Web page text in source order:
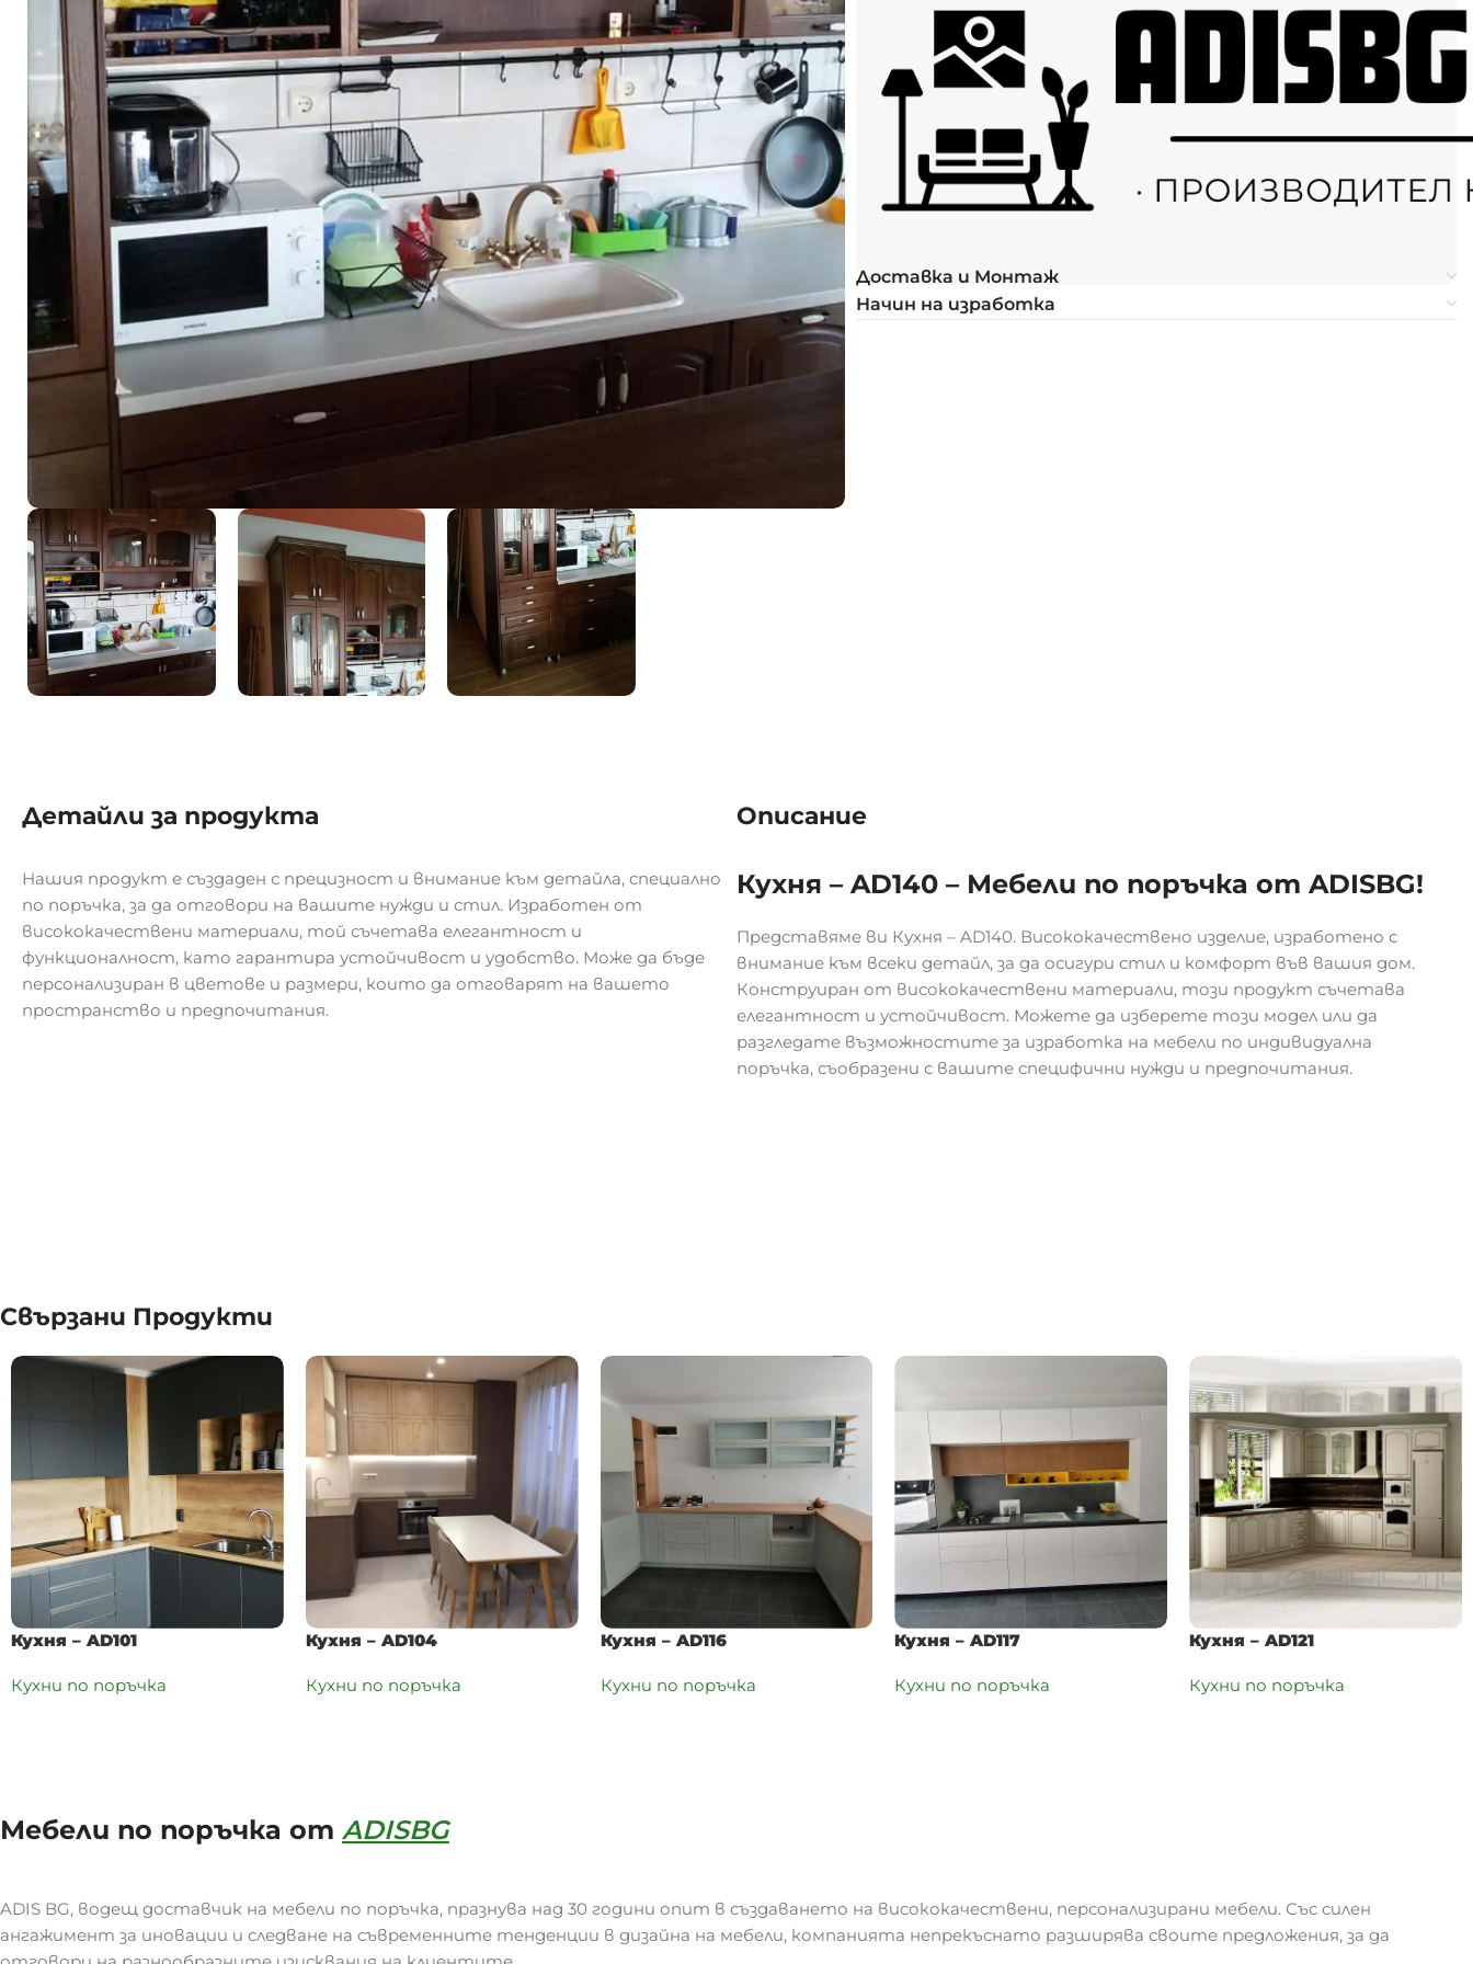
Доставка и Монтаж
Начин на изработка
Детайли за продукта
Нашия продукт е създаден с прецизност и внимание към детайла, специално
по поръчка, за да отговори на вашите нужди и стил. Изработен от
висококачествени материали, той съчетава елегантност и
функционалност, като гарантира устойчивост и удобство. Може да бъде
персонализиран в цветове и размери, които да отговарят на вашето
пространство и предпочитания.
Описание
Кухня – AD140 – Мебели по поръчка от ADISBG!
Представяме ви Кухня – AD140. Висококачествено изделие, изработено с
внимание към всеки детайл, за да осигури стил и комфорт във вашия дом.
Конструиран от висококачествени материали, този продукт съчетава
елегантност и устойчивост. Можете да изберете този модел или да
разгледате възможностите за изработка на мебели по индивидуална
поръчка, съобразени с вашите специфични нужди и предпочитания.
Свързани Продукти
Кухня – AD101
Кухни по поръчка
Кухня – AD104
Кухни по поръчка
Кухня – AD116
Кухни по поръчка
Кухня – AD117
Кухни по поръчка
Кухня – AD121
Кухни по поръчка
Мебели по поръчка от ADISBG
ADIS BG, водещ доставчик на мебели по поръчка, празнува над 30 години опит в създаването на висококачествени, персонализирани мебели. Със силен
ангажимент за иновации и следване на съвременните тенденции в дизайна на мебели, компанията непрекъснато разширява своите предложения, за да